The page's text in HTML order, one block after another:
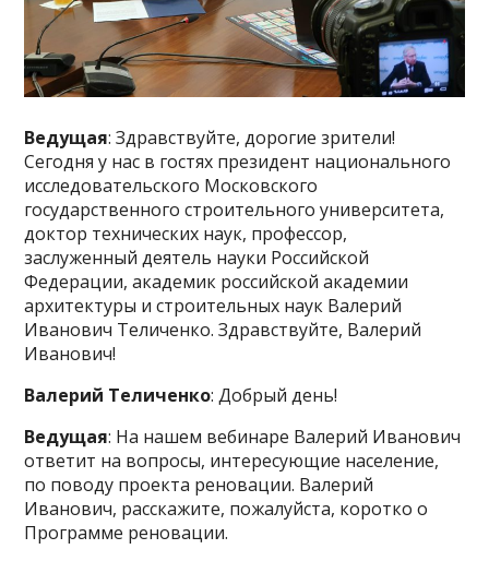
Ведущая: Здравствуйте, дорогие зрители!
Сегодня у нас в гостях президент национального
исследовательского Московского
государственного строительного университета,
доктор технических наук, профессор,
заслуженный деятель науки Российской
Федерации, академик российской академии
архитектуры и строительных наук Валерий
Иванович Теличенко. Здравствуйте, Валерий
Иванович!
Валерий Теличенко: Добрый день!
Ведущая: На нашем вебинаре Валерий Иванович
ответит на вопросы, интересующие население,
по поводу проекта реновации. Валерий
Иванович, расскажите, пожалуйста, коротко о
Программе реновации.